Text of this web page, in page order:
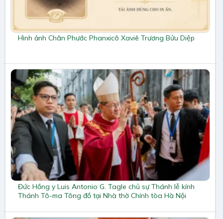
Hình ảnh Chân Phước Phanxicô Xaviê Trương Bửu Diệp
Đức Hồng y Luis Antonio G. Tagle chủ sự Thánh lễ kính
Thánh Tô-ma Tông đồ tại Nhà thờ Chính tòa Hà Nội